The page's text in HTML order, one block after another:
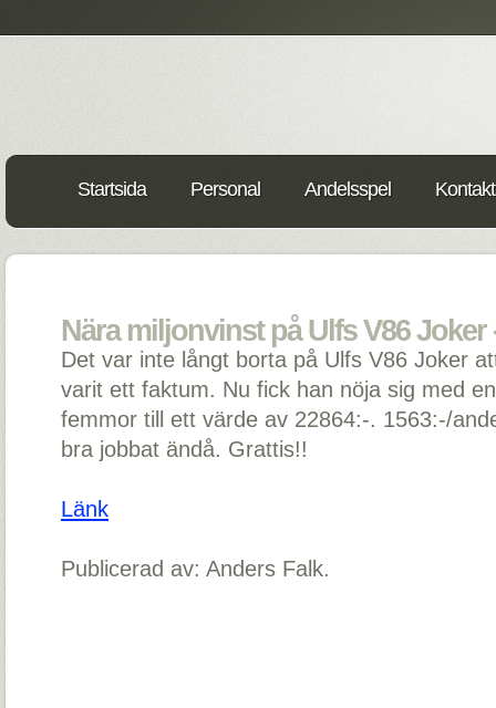
Startsida Personal Andelsspel
Nära miljonvinst på Ulfs V86 Joker
Det var inte långt borta på Ulfs V86 Joker
varit ett faktum. Nu fick han nöja sig med
femmor till ett värde av 22864:-. 1563:-/
bra jobbat ändå. Grattis!!
Länk
Publicerad av: Anders Falk.